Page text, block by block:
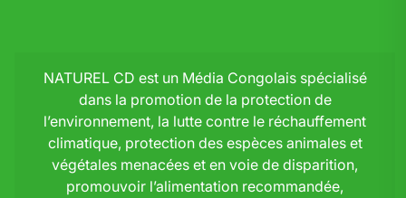
NATUREL CD est un Média Congolais spécialisé
dans la promotion de la protection de
l’environnement, la lutte contre le réchauffement
climatique, protection des espèces animales et
végétales menacées et en voie de disparition,
promouvoir l’alimentation recommandée,